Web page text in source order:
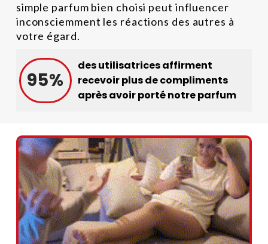
simple parfum bien choisi peut influencer
inconsciemment les réactions des autres à
votre égard.
95%
des utilisatrices affirment
recevoir plus de compliments
après avoir porté notre parfum